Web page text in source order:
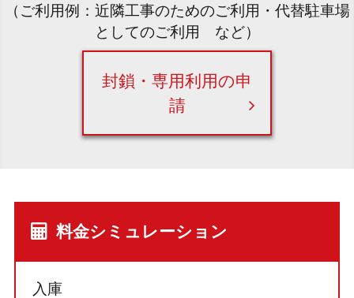
（ご利用例：近隣工事のためのご利用・代替駐車場
としてのご利用 など）
封鎖・専用利用の申
請
料金シミュレーション
入庫